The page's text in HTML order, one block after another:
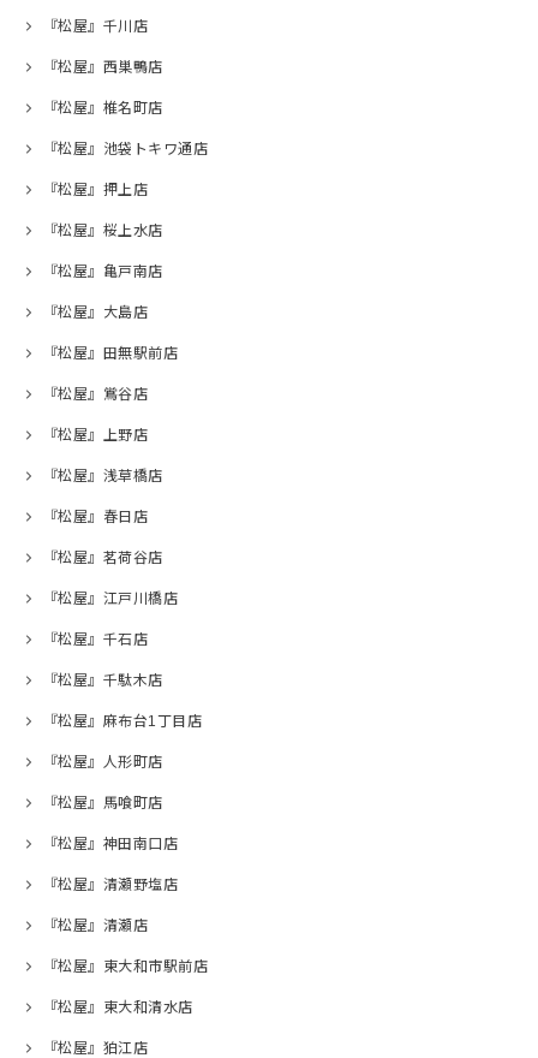
『松屋』千川店
『松屋』西巣鴨店
『松屋』椎名町店
『松屋』池袋トキワ通店
『松屋』押上店
『松屋』桜上水店
『松屋』亀戸南店
『松屋』大島店
『松屋』田無駅前店
『松屋』鴬谷店
『松屋』上野店
『松屋』浅草橋店
『松屋』春日店
『松屋』茗荷谷店
『松屋』江戸川橋店
『松屋』千石店
『松屋』千駄木店
『松屋』麻布台1丁目店
『松屋』人形町店
『松屋』馬喰町店
『松屋』神田南口店
『松屋』清瀬野塩店
『松屋』清瀬店
『松屋』東大和市駅前店
『松屋』東大和清水店
『松屋』狛江店